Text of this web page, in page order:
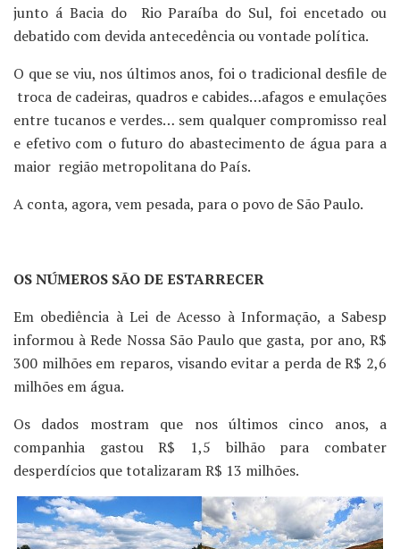
junto á Bacia do Rio Paraíba do Sul, foi encetado ou
debatido com devida antecedência ou vontade política.
O que se viu, nos últimos anos, foi o tradicional desfile de
troca de cadeiras, quadros e cabides…afagos e emulações
entre tucanos e verdes… sem qualquer compromisso real
e efetivo com o futuro do abastecimento de água para a
maior região metropolitana do País.
A conta, agora, vem pesada, para o povo de São Paulo.
OS NÚMEROS SÃO DE ESTARRECER
Em obediência à Lei de Acesso à Informação, a Sabesp
informou à Rede Nossa São Paulo que gasta, por ano, R$
300 milhões em reparos, visando evitar a perda de R$ 2,6
milhões em água.
Os dados mostram que nos últimos cinco anos, a
companhia gastou R$ 1,5 bilhão para combater
desperdícios que totalizaram R$ 13 milhões.